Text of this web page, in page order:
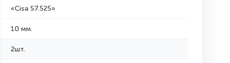
«Cisa 57.525»
10 мм.
2шт.